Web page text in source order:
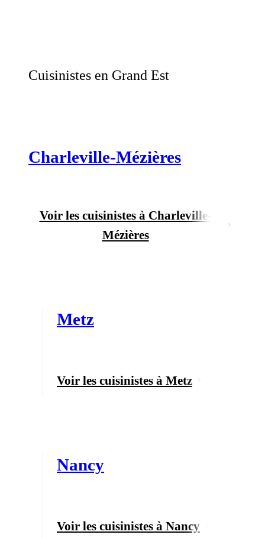
Cuisinistes en Grand Est
Charleville-Mézières
Voir les cuisinistes à Charleville-
Mézières
Metz
Voir les cuisinistes à Metz
Nancy
Voir les cuisinistes à Nancy